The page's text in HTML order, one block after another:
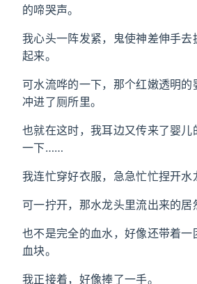
的啼哭声。
我心头一阵发紧，鬼使神差伸手去
起来。
可水流哗的一下，那个红嫩透明
冲进了厕所里。
也就在这时，我耳边又传来了婴儿
一下……
我连忙穿好衣服，急急忙忙捏开水
可一拧开，那水龙头里流出来的居
也不是完全的血水，好像还带着一
血块。
我正接着，好像捧了一手。